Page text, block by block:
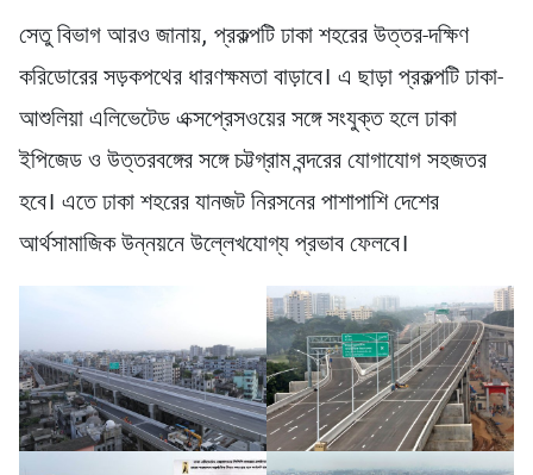
সেতু বিভাগ আরও জানায়, প্রকল্পটি ঢাকা শহরের উত্তর-দক্ষিণ
করিডোরের সড়কপথের ধারণক্ষমতা বাড়াবে। এ ছাড়া প্রকল্পটি ঢাকা-
আশুলিয়া এলিভেটেড এক্সপ্রেসওয়ের সঙ্গে সংযুক্ত হলে ঢাকা
ইপিজেড ও উত্তরবঙ্গের সঙ্গে চট্টগ্রাম বন্দরের যোগাযোগ সহজতর
হবে। এতে ঢাকা শহরের যানজট নিরসনের পাশাপাশি দেশের
আর্থসামাজিক উন্নয়নে উল্লেখযোগ্য প্রভাব ফেলবে।